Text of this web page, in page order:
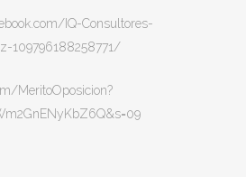
IQ-Consultores-
109796188258771/
MeritoOposicion?